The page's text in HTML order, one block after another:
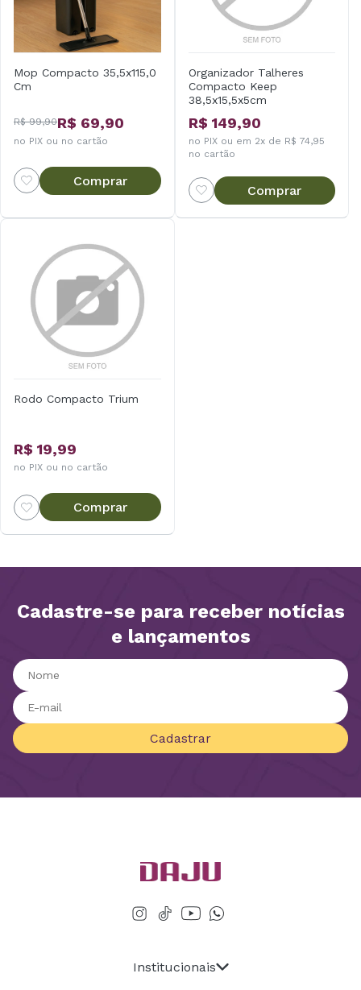
Mop Compacto 35,5x115,0
Cm
R$ 99,90R$ 69,90
no PIX ou no cartão
Comprar
Organizador Talheres
Compacto Keep
38,5x15,5x5cm
R$ 149,90
no PIX ou em 2x de R$ 74,95
no cartão
Comprar
Rodo Compacto Trium
R$ 19,99
no PIX ou no cartão
Comprar
Cadastre-se para receber notícias
e lançamentos
Cadastrar
Institucionais